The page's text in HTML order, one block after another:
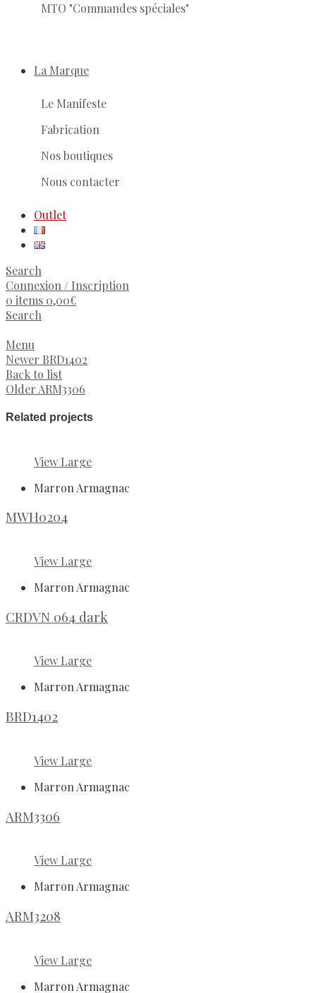
MTO "Commandes spéciales"
La Marque
Le Manifeste
Fabrication
Nos boutiques
Nous contacter
Outlet
Search
Connexion / Inscription
0 items 0,00€
Search
Menu
Newer BRD1402
Back to list
Older ARM3306
Related projects
View Large
Marron Armagnac
MWH0204
View Large
Marron Armagnac
CRDVN 064 dark
View Large
Marron Armagnac
BRD1402
View Large
Marron Armagnac
ARM3306
View Large
Marron Armagnac
ARM3208
View Large
Marron Armagnac